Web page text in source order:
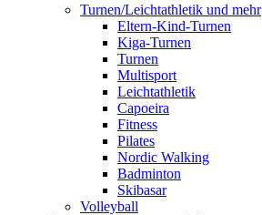
Turnen/Leichtathletik und mehr
Eltern-Kind-Turnen
Kiga-Turnen
Turnen
Multisport
Leichtathletik
Capoeira
Fitness
Pilates
Nordic Walking
Badminton
Skibasar
Volleyball